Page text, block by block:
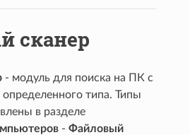
сканер
- модуль для поиска на ПК с
определенного типа. Типы
в разделе
-Файловый